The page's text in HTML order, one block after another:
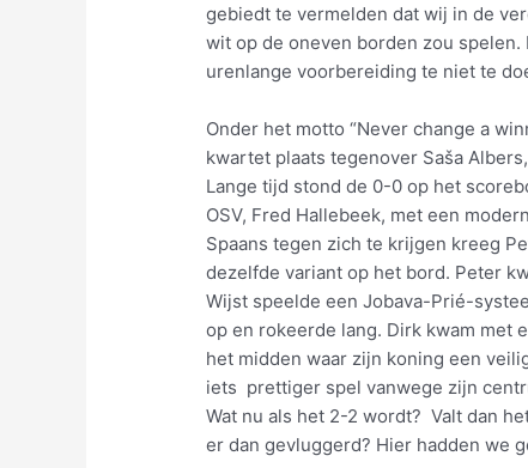
gebiedt te vermelden dat wij in de
wit op de oneven borden zou
urenlange voorbereiding te niet te
Onder het motto “Never change a
kwartet plaats tegenover Saša
Lange tijd stond de 0-0 op het
OSV, Fred Hallebeek, met een
Spaans tegen zich te krijgen kreeg
dezelfde variant op het bord. Peter
Wijst speelde een Jobava-Prié-
op en rokeerde lang. Dirk kwam met
het midden waar zijn koning een
iets prettiger spel vanwege zijn
Wat nu als het 2-2 wordt? Valt dan
er dan gevluggerd? Hier hadden we